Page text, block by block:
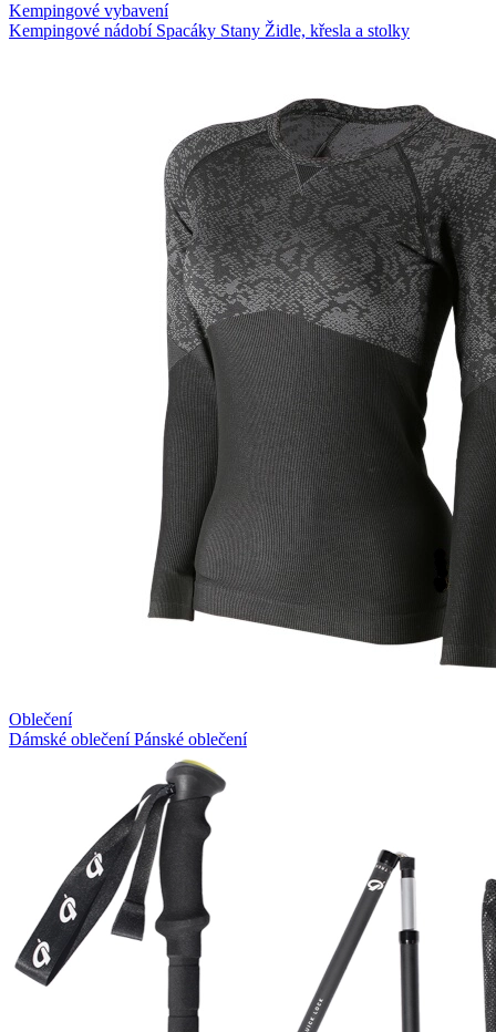
Kempingové vybavení
Kempingové nádobí Spacáky Stany Židle, křesla a stolky
Oblečení
Dámské oblečeníPánské oblečení